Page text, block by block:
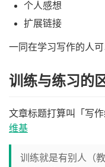
个人感想
扩展链接
一同在学习写作的人可
训练与练习的
文章标题打算叫「写
维基
训练就是有别人（